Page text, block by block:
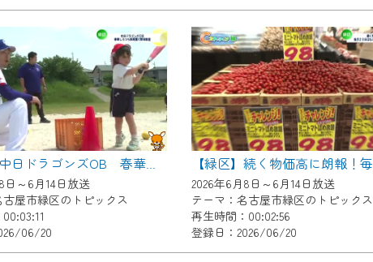
【緑区】中日ドラゴンズOB 春華しろつち保育園で野球教室
日～6月14日放送
古屋市緑区のトピックス
06/20
2026年6月8日～6月14日放送
テーマ：名古屋市緑区のトピックス
再生時間：00:02:56
登録日：2026/06/20
のサービス向上のため、
には、一部コンテンツを除き、
マイページ※』へのログインが必要となります。
願いいたします。
が必要となります。
の各種サービスをご利用頂くためのIDです。
レスで設定できます。
アドレスでも作成可能です）
規登録は
続きご視聴いただけます。